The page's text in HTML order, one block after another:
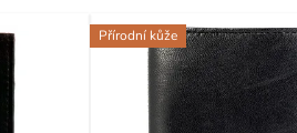
Přírodní kůže